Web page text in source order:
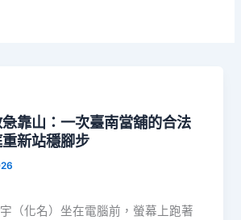
靠山：一次臺南當舖的合法
新站穩腳步
（化名）坐在電腦前，螢幕上跑著